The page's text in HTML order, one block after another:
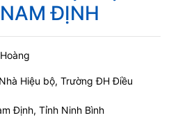
ĐỊNH
Hiệu bộ, Trường ĐH Điều
Định, Tỉnh Ninh Bình